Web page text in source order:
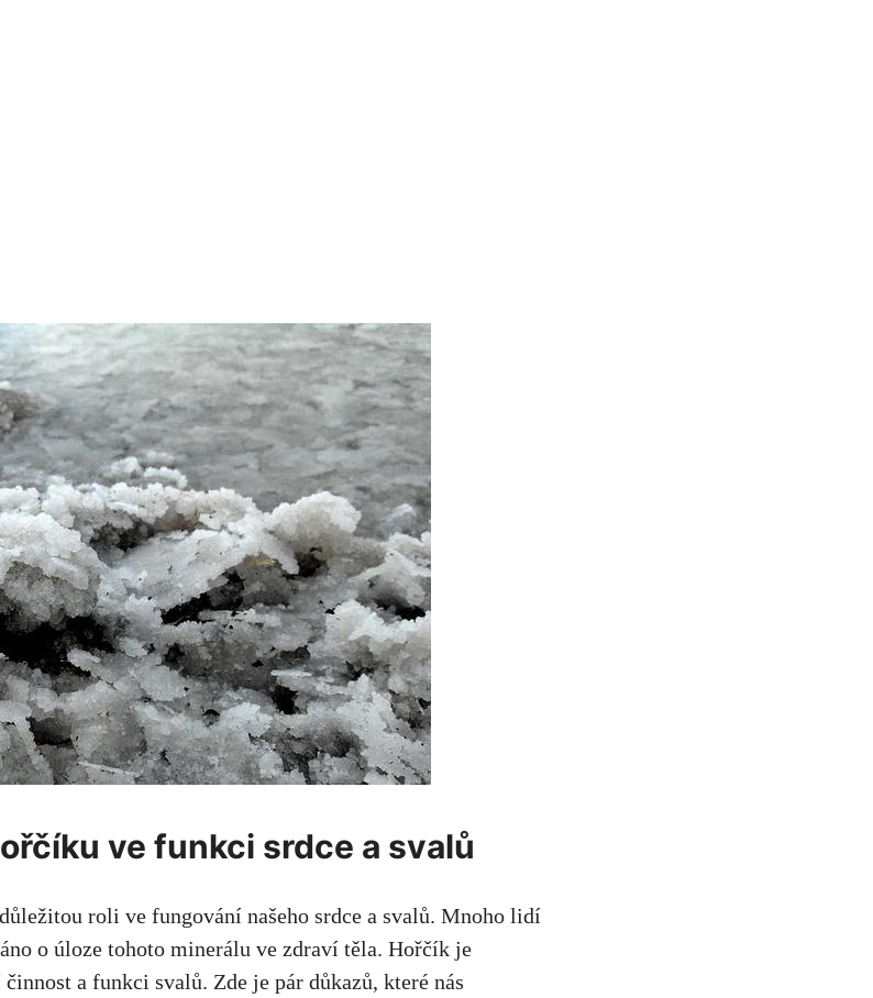
ve funkci srdce a ​svalů
roli ve fungování našeho srdce ‍a svalů. Mnoho lidí
o úloze tohoto minerálu ve zdraví těla. ‍Hořčík je
a ⁤funkci svalů. Zde je pár důkazů, které nás